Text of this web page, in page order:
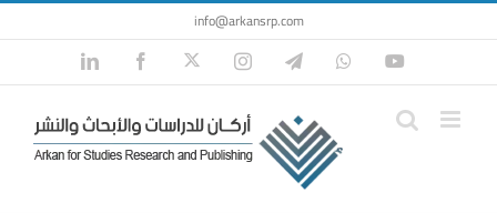
Skip
to
content
info@arkansrp.com
LinkedIn FacebookTwitterInstagramTelegramWhatsApp